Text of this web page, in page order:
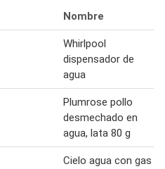
Nombre
Whirlpool
dispensador de
agua
Plumrose pollo
desmechado en
agua, lata 80 g
Cielo agua con gas